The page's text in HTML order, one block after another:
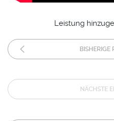
Leistung
BISHERIGE
NÄCHSTE